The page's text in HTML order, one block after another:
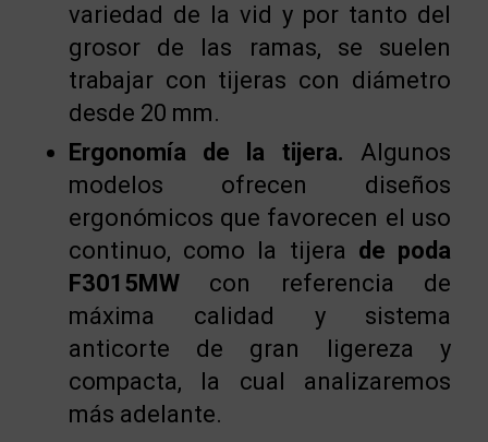
variedad de la vid y por tanto del
grosor de las ramas, se suelen
trabajar con tijeras con diámetro
desde 20 mm.
Ergonomía de la tijera. Algunos
modelos ofrecen diseños
ergonómicos que favorecen el uso
continuo, como la tijera de poda
F3015MWcon referencia de
máxima calidad y sistema
anticorte de gran ligereza y
compacta, la cual analizaremos
más adelante.